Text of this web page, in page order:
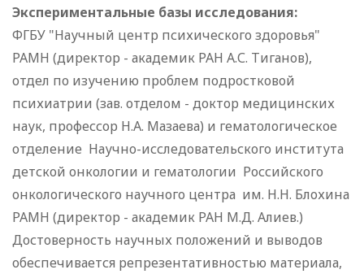
Экспериментальные базы исследования:
ФГБУ "Научный центр психического здоровья"
РАМН (директор - академик РАН А.С. Тиганов),
отдел по изучению проблем подростковой
психиатрии (зав. отделом - доктор медицинских
наук, профессор Н.А. Мазаева) и гематологическое
отделение Научно-исследовательского института
детской онкологии и гематологии Российского
онкологического научного центра им. Н.Н. Блохина
РАМН (директор - академик РАН М.Д. Алиев.)
Достоверность научных положений и выводов
обеспечивается репрезентативностью материала,